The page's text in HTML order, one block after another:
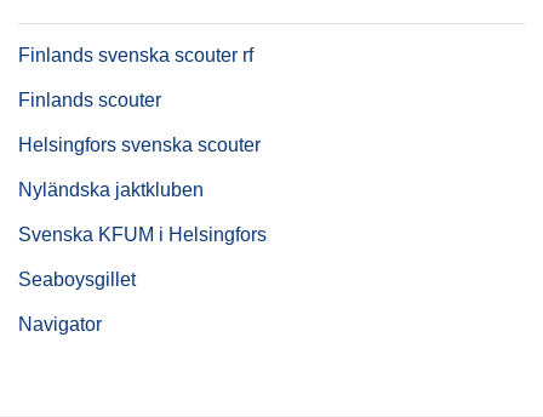
Finlands svenska scouter rf
Finlands scouter
Helsingfors svenska scouter
Nyländska jaktkluben
Svenska KFUM i Helsingfors
Seaboysgillet
Navigator